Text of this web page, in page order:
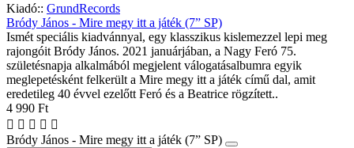
Kiadó:: GrundRecords
Bródy János - Mire megy itt a játék (7” SP)
Ismét speciális kiadvánnyal, egy klasszikus kislemezzel lepi meg
rajongóit Bródy János. 2021 januárjában, a Nagy Feró 75.
születésnapja alkalmából megjelent válogatásalbumra egyik
meglepetésként felkerült a Mire megy itt a játék című dal, amit
eredetileg 40 évvel ezelőtt Feró és a Beatrice rögzített..
4 990 Ft
Bródy János - Mire megy itt a játék (7” SP)